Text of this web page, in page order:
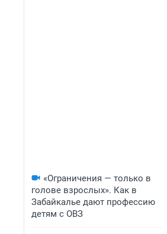
«Ограничения — только в
голове взрослых». Как в
Забайкалье дают профессию
детям с ОВЗ